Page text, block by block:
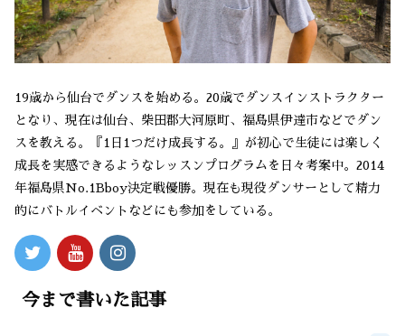
19歳から仙台でダンスを始める。20歳でダンスインストラクター
となり、現在は仙台、柴田郡大河原町、福島県伊達市などでダン
スを教える。『1日1つだけ成長する。』が初心で生徒には楽しく
成長を実感できるようなレッスンプログラムを日々考案中。2014
年福島県No.1Bboy決定戦優勝。現在も現役ダンサーとして精力
的にバトルイベントなどにも参加をしている。
今まで書いた記事